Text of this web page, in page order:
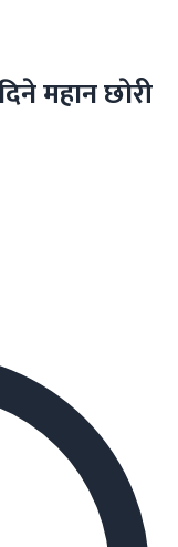
महान छाेरी